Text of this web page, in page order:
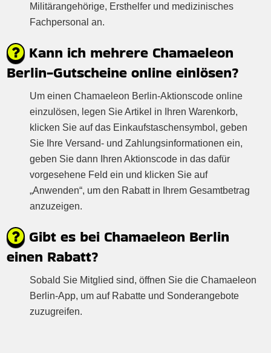
Militärangehörige, Ersthelfer und medizinisches
Fachpersonal an.
Kann ich mehrere Chamaeleon
Berlin-Gutscheine online einlösen?
Um einen Chamaeleon Berlin-Aktionscode online
einzulösen, legen Sie Artikel in Ihren Warenkorb,
klicken Sie auf das Einkaufstaschensymbol, geben
Sie Ihre Versand- und Zahlungsinformationen ein,
geben Sie dann Ihren Aktionscode in das dafür
vorgesehene Feld ein und klicken Sie auf
„Anwenden“, um den Rabatt in Ihrem Gesamtbetrag
anzuzeigen.
Gibt es bei Chamaeleon Berlin
einen Rabatt?
Sobald Sie Mitglied sind, öffnen Sie die Chamaeleon
Berlin-App, um auf Rabatte und Sonderangebote
zuzugreifen.